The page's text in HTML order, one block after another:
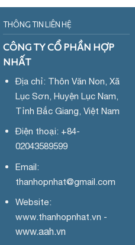
THÔNG TIN LIÊN HỆ
CÔNG TY CỔ PHẦN HỢP
NHẤT
Địa chỉ: Thôn Văn Non, Xã
Lục Sơn, Huyện Lục Nam,
Tỉnh Bắc Giang, Việt Nam
Điện thoại: +84-
02043589599
Email:
thanhopnhat@gmail.com
Website:
www.thanhopnhat.vn -
www.aah.vn